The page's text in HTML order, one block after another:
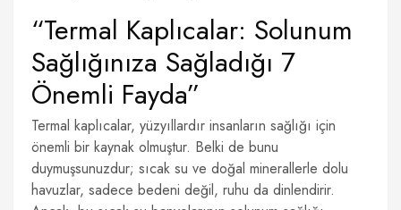
“Termal Kaplıcalar: Solunum
Sağlığınıza Sağladığı 7
Önemli Fayda”
Termal kaplıcalar, yüzyıllardır insanların sağlığı için
önemli bir kaynak olmuştur. Belki de bunu
duymuşsunuzdur; sıcak su ve doğal minerallerle dolu
havuzlar, sadece bedeni değil, ruhu da dinlendirir.